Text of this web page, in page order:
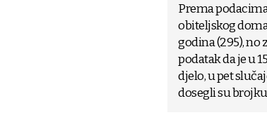
Prema
obiteljskog
godina (295), no
podatak da je u
djelo, u pet
dosegli su brojku